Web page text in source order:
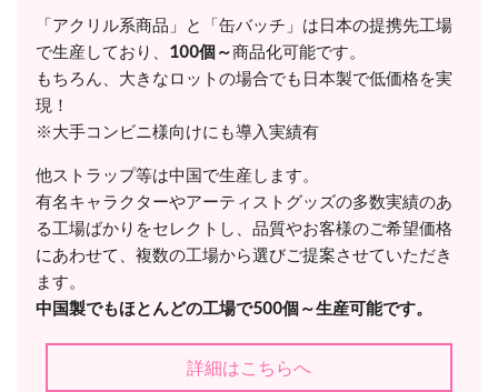
「アクリル系商品」と「缶バッチ」は日本の提携先工場
で生産しており、 100個～商品化可能です。
もちろん、大きなロットの場合でも日本製で低価格を実
現！
※大手コンビニ様向けにも導入実績有
他ストラップ等は中国で生産します。
有名キャラクターやアーティストグッズの多数実績のあ
る工場ばかりをセレクトし、品質やお客様のご希望価格
にあわせて、複数の工場から選びご提案させていただき
ます。
中国製でもほとんどの工場で500個～生産可能です。
詳細はこちらへ